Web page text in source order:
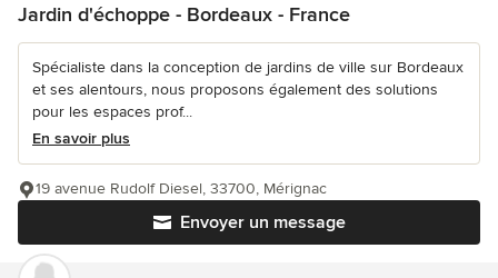
Jardin d'échoppe - Bordeaux - France
Spécialiste dans la conception de jardins de ville sur Bordeaux
et ses alentours, nous proposons également des solutions
pour les espaces prof...
En savoir plus
Envoyer un message
19 avenue Rudolf Diesel, 33700, Mérignac